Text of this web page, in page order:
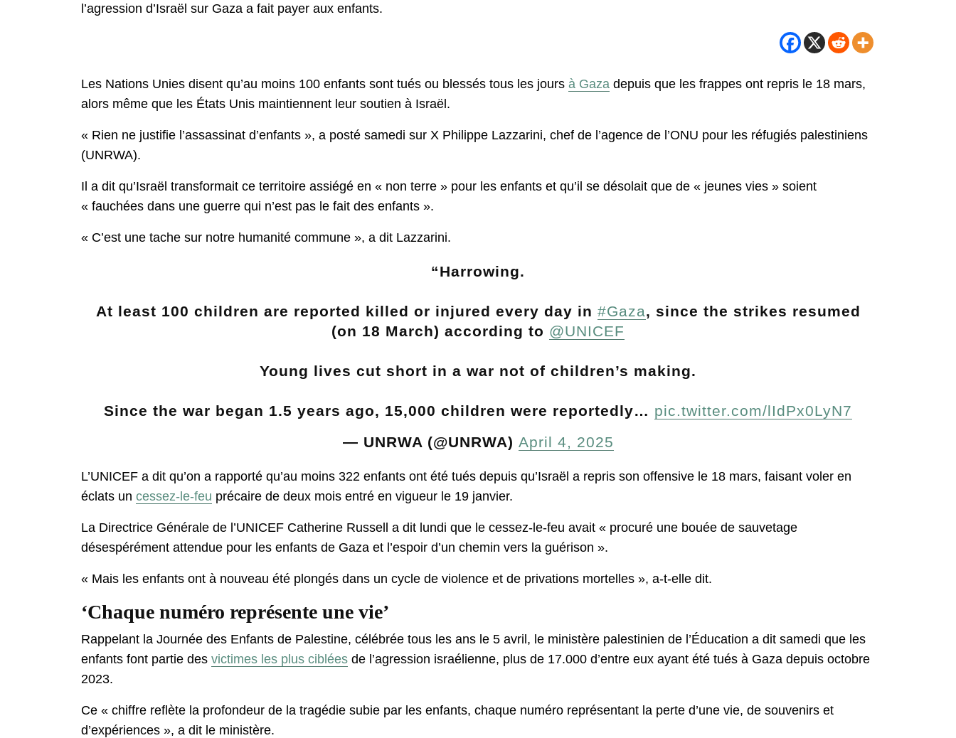
l’agression d’Israël sur Gaza a fait payer aux enfants.
Les Nations Unies disent qu’au moins 100 enfants sont tués ou blessés tous les jours à Gaza depuis que les frappes ont repris le 18 mars,
alors même que les États Unis maintiennent leur soutien à Israël.
« Rien ne justifie l’assassinat d’enfants », a posté samedi sur X Philippe Lazzarini, chef de l’agence de l’ONU pour les réfugiés palestiniens
(UNRWA).
Il a dit qu’Israël transformait ce territoire assiégé en « non terre » pour les enfants et qu’il se désolait que de « jeunes vies » soient
« fauchées dans une guerre qui n’est pas le fait des enfants ».
« C’est une tache sur notre humanité commune », a dit Lazzarini.
“Harrowing.
At least 100 children are reported killed or injured every day in #Gaza, since the strikes resumed
(on 18 March) according to @UNICEF
Young lives cut short in a war not of children’s making.
Since the war began 1.5 years ago, 15,000 children were reportedly… pic.twitter.com/lIdPx0LyN7
— UNRWA (@UNRWA) April 4, 2025
L’UNICEF a dit qu’on a rapporté qu’au moins 322 enfants ont été tués depuis qu’Israël a repris son offensive le 18 mars, faisant voler en
éclats un cessez-le-feu précaire de deux mois entré en vigueur le 19 janvier.
La Directrice Générale de l’UNICEF Catherine Russell a dit lundi que le cessez-le-feu avait « procuré une bouée de sauvetage
désespérément attendue pour les enfants de Gaza et l’espoir d’un chemin vers la guérison ».
« Mais les enfants ont à nouveau été plongés dans un cycle de violence et de privations mortelles », a-t-elle dit.
‘Chaque numéro représente une vie’
Rappelant la Journée des Enfants de Palestine, célébrée tous les ans le 5 avril, le ministère palestinien de l’Éducation a dit samedi que les
enfants font partie des victimes les plus ciblées de l’agression israélienne, plus de 17.000 d’entre eux ayant été tués à Gaza depuis octobre
2023.
Ce « chiffre reflète la profondeur de la tragédie subie par les enfants, chaque numéro représentant la perte d’une vie, de souvenirs et
d’expériences », a dit le ministère.